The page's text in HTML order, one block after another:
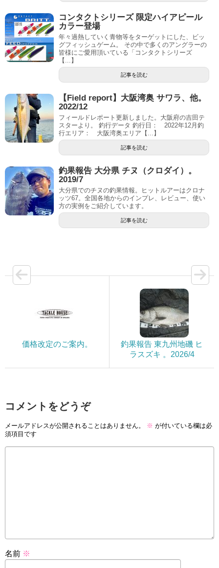
コンタクトシリーズ 限定ハイアピール
カラー登場
年々過熱していく青物等をターゲットにした、ビッ
グフィッシュゲーム。 その中で多くのアングラーの
皆様にご愛用頂いている「コンタクトシリーズ
【...】
記事を読む
【Field report】大阪湾奥 サワラ、他。
2022/12
フィールドレポート更新しました。大阪府の吉田テ
スターより。 釣行データ 釣行日： 2022年12月釣
行エリア： 大阪湾奥エリア【...】
記事を読む
釣果報告 大分県 チヌ（クロダイ）。
2019/7
大分県でのチヌの釣果情報。ヒットルアーはクロナ
ッツ67。全国各地からのインプレ、レビュー、使い
方の実例をご紹介しています。
記事を読む
価格改定のご案内。
釣果報告 東九州地磯 ヒ
ラスズキ 。2026/4
コメントをどうぞ
メールアドレスが公開されることはありません。 ※ が付いている欄は必
須項目です
名前 ※